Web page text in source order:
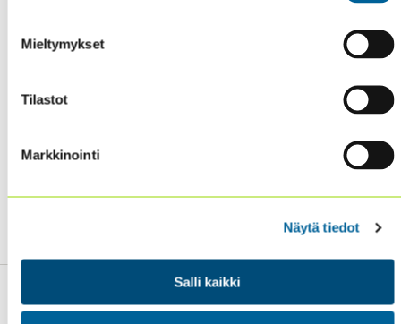
Mieltymykset
Tilastot
Markkinointi
Näytä tiedot
Salli kaikki
”Assurance on aina perustamme, mutta
neuvonantava rooli on se, missä voimme
menestymään jatkuvassa muutoksessa”,